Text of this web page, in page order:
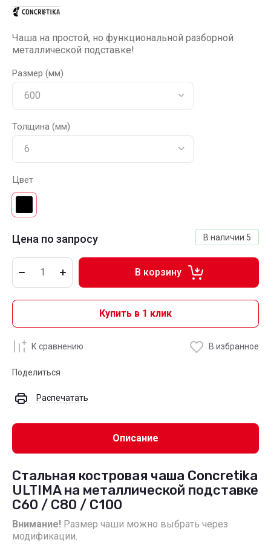
Чаша на простой, но функциональной разборной
металлической подставке!
Размер (мм)
Толщина (мм)
Цвет
В наличии 5
Цена по запросу
В корзину
Купить в 1 клик
К сравнению В избранное
Поделиться
Распечатать
Описание
Стальная костровая чаша Concretika
ULTIMA на металлической подставке
C60 / C80 / C100
Внимание! Размер чаши можно выбрать через
модификации.